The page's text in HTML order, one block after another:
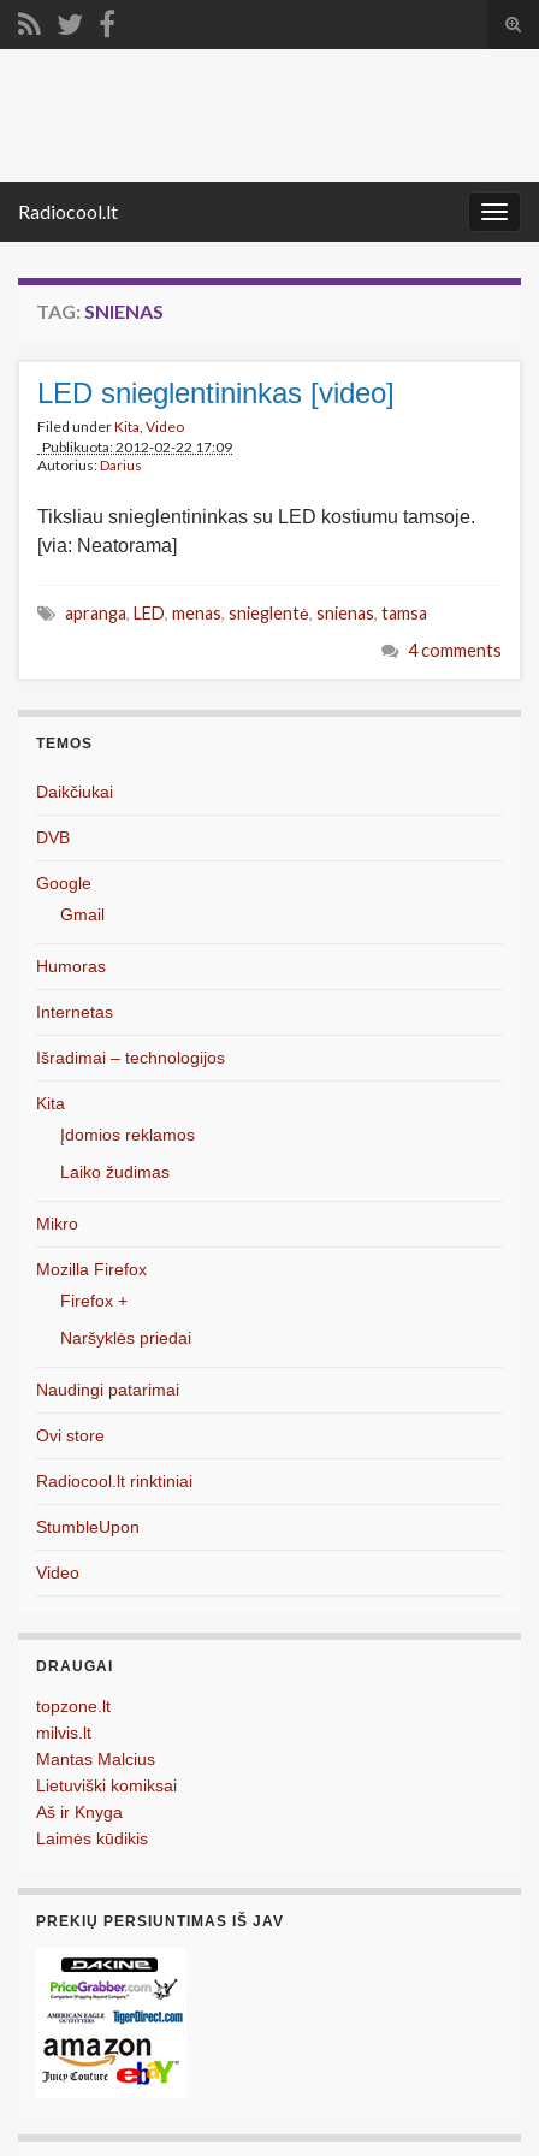
Radiocool.lt
TAG: SNIENAS
LED snieglentininkas [video]
Filed underKita, Video
Publikuota: 2012-02-22 17:09
Autorius:Darius
Tiksliau snieglentininkas su LED kostiumu tamsoje.
[via: Neatorama]
apranga, LED, menas, snieglentė, snienas, tamsa
4 comments
TEMOS
Daikčiukai
DVB
Google
Gmail
Humoras
Internetas
Išradimai – technologijos
Kita
Įdomios reklamos
Laiko žudimas
Mikro
Mozilla Firefox
Firefox +
Naršyklės priedai
Naudingi patarimai
Ovi store
Radiocool.lt rinktiniai
StumbleUpon
Video
DRAUGAI
topzone.lt
milvis.lt
Mantas Malcius
Lietuviški komiksai
Aš ir Knyga
Laimės kūdikis
PREKIŲ PERSIUNTIMAS IŠ JAV